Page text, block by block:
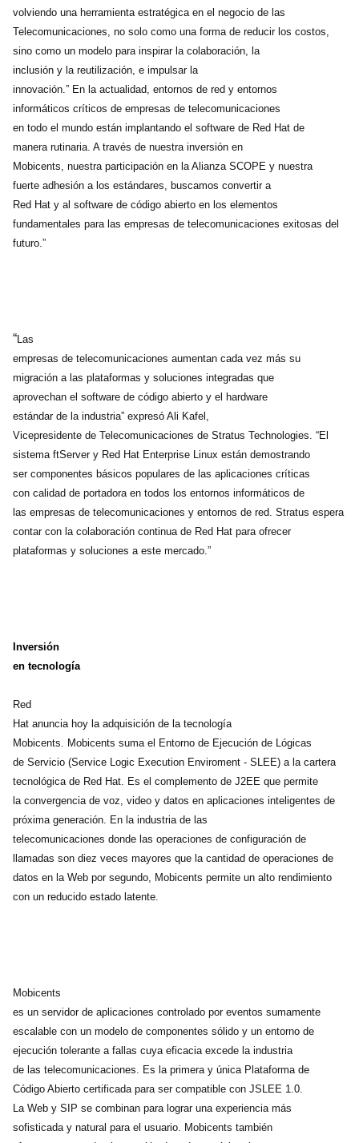
volviendo una herramienta estratégica en el negocio de las
Telecomunicaciones, no solo como una forma de reducir los costos,
sino como un modelo para inspirar la colaboración, la
inclusión y la reutilización, e impulsar la
innovación.” En la actualidad, entornos de red y entornos
informáticos críticos de empresas de telecomunicaciones
en todo el mundo están implantando el software de Red Hat de
manera rutinaria. A través de nuestra inversión en
Mobicents, nuestra participación en la Alianza SCOPE y nuestra
fuerte adhesión a los estándares, buscamos convertir a
Red Hat y al software de código abierto en los elementos
fundamentales para las empresas de telecomunicaciones exitosas del
futuro.”
“Las
empresas de telecomunicaciones aumentan cada vez más su
migración a las plataformas y soluciones integradas que
aprovechan el software de código abierto y el hardware
estándar de la industria” expresó Ali Kafel,
Vicepresidente de Telecomunicaciones de Stratus Technologies. “El
sistema ftServer y Red Hat Enterprise Linux están demostrando
ser componentes básicos populares de las aplicaciones críticas
con calidad de portadora en todos los entornos informáticos de
las empresas de telecomunicaciones y entornos de red. Stratus espera
contar con la colaboración continua de Red Hat para ofrecer
plataformas y soluciones a este mercado.”
Inversión
en tecnología
Red
Hat anuncia hoy la adquisición de la tecnología
Mobicents. Mobicents suma el Entorno de Ejecución de Lógicas
de Servicio (Service Logic Execution Enviroment - SLEE) a la cartera
tecnológica de Red Hat. Es el complemento de J2EE que permite
la convergencia de voz, video y datos en aplicaciones inteligentes de
próxima generación. En la industria de las
telecomunicaciones donde las operaciones de configuración de
llamadas son diez veces mayores que la cantidad de operaciones de
datos en la Web por segundo, Mobicents permite un alto rendimiento
con un reducido estado latente.
Mobicents
es un servidor de aplicaciones controlado por eventos sumamente
escalable con un modelo de componentes sólido y un entorno de
ejecución tolerante a fallas cuya eficacia excede la industria
de las telecomunicaciones. Es la primera y única Plataforma de
Código Abierto certificada para ser compatible con JSLEE 1.0.
La Web y SIP se combinan para lograr una experiencia más
sofisticada y natural para el usuario. Mobicents también